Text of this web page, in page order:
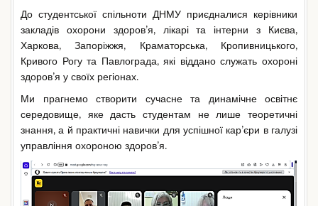
До студентської спільноти ДНМУ приєдналися керівники
закладів охорони здоров’я, лікарі та інтерни з Києва,
Харкова, Запоріжжя, Краматорська, Кропивницького,
Кривого Рогу та Павлограда, які віддано служать охороні
здоров’я у своїх регіонах.
Ми прагнемо створити сучасне та динамічне освітнє
середовище, яке дасть студентам не лише теоретичні
знання, а й практичні навички для успішної кар’єри в галузі
управління охороною здоров’я.